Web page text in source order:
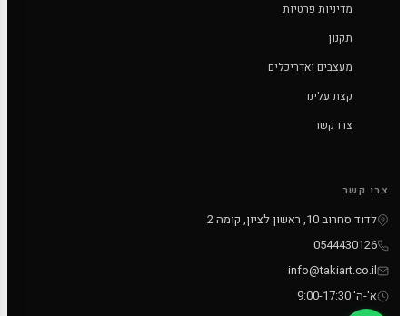
מדיניות פרטיות
תקנון
מעצבים ואדריכלים
קצת עלינו
צרו קשר
צרו קשר
לדוד סחרוב 10, ראשון לציון, קומה 2
0544430126
info@takiart.co.il
א'-ה' 9:00-17:30